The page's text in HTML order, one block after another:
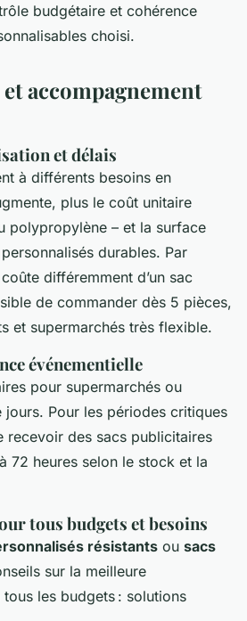
budgétaire et cohérence
choisi.
accompagnement
et délais
à différents besoins en
plus le coût unitaire
polypropylène – et la surface
durables. Par
différemment d’un sac
de commander dès 5 pièces,
et supermarchés très flexible.
événementielle
pour supermarchés ou
Pour les périodes critiques
recevoir des sacs publicitaires
72 heures selon le stock et la
tous budgets et besoins
résistants ou sacs
sur la meilleure
les budgets : solutions